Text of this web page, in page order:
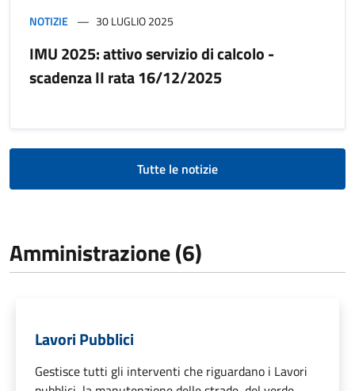
NOTIZIE 30 LUGLIO 2025
IMU 2025: attivo servizio di calcolo -
scadenza II rata 16/12/2025
Tutte le notizie
Amministrazione (6)
Lavori Pubblici
Gestisce tutti gli interventi che riguardano i Lavori